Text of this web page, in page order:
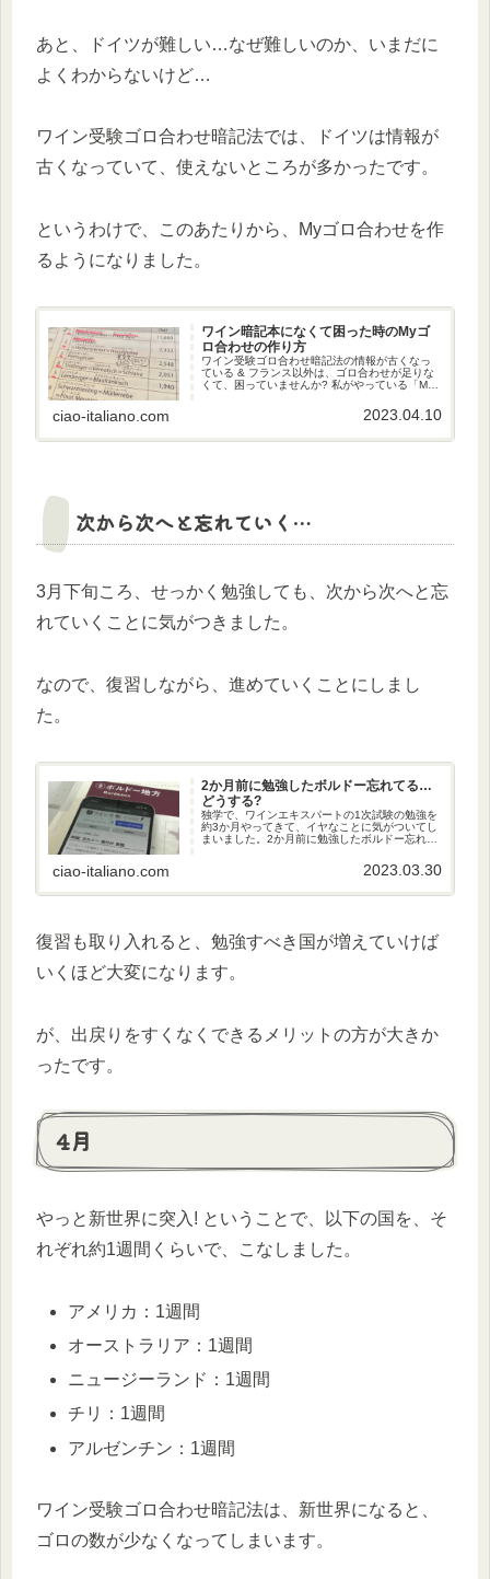
あと、ドイツが難しい…なぜ難しいのか、いまだに
よくわからないけど…
ワイン受験ゴロ合わせ暗記法では、ドイツは情報が
古くなっていて、使えないところが多かったです。
というわけで、このあたりから、Myゴロ合わせを作
るようになりました。
ワイン暗記本になくて困った時のMyゴ
ロ合わせの作り方
ワイン受験ゴロ合わせ暗記法の情報が古くなっ
ている & フランス以外は、ゴロ合わせが足りな
くて、困っていませんか? 私がやっている「My
ciao-italiano.com 2023.04.10
次から次へと忘れていく…
3月下旬ころ、せっかく勉強しても、次から次へと忘
れていくことに気がつきました。
なので、復習しながら、進めていくことにしまし
た。
2か月前に勉強したボルドー忘れてる…
どうする?
独学で、ワインエキスパートの1次試験の勉強を
約3か月やってきて、イヤなことに気がついてし
まいました。2か月前に勉強したボルドー忘れて
ciao-italiano.com 2023.03.30
復習も取り入れると、勉強すべき国が増えていけば
いくほど大変になります。
が、出戻りをすくなくできるメリットの方が大きか
ったです。
4月
やっと新世界に突入! ということで、以下の国を、そ
れぞれ約1週間くらいで、こなしました。
アメリカ：1週間
オーストラリア：1週間
ニュージーランド：1週間
チリ：1週間
アルゼンチン：1週間
ワイン受験ゴロ合わせ暗記法は、新世界になると、
ゴロの数が少なくなってしまいます。